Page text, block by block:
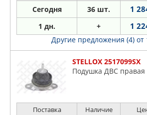
Сегодня 36 шт. 1
1 дн. + 1
Другие предложения (4) от
STELLOX 2517099SX
Подушка ДВС правая
Поставка Наличие